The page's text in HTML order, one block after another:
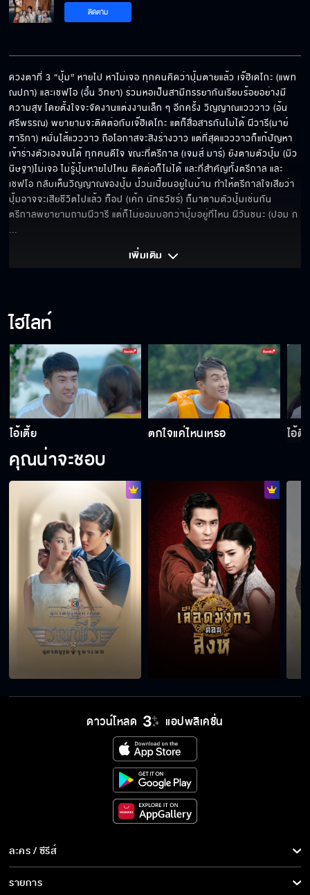
ข้าคือไอ้ก้าน
กลับบ้านไปหาแม่ ไม่ได้ไปตาย
Behind The Scenes ดวงตาที่ 3 EP.10
อีปุ้ม มึงตาย
ถ้าแกผีเข้า ฉันจะได้ช่วยทัน
Behind The Scenes ดวงตาที่ 3 EP.9
ทำไมไม่บอกว่าอยากเลิก
คนตาเล็กน่ารักดีออก
ก็ตี๋หล่อเลือกได้ไง
แกมีเครื่องดักฟังเหรอ
ไม่ต้องกลัว เรามาดี
ติดตาม
ดวงตาที่ 3 “ปุ้ม” หายไป หาไม่เจอ ทุกคนคิดว่าปุ้มตายแล้ว เจ๊ฮิเดโกะ (แพท
ณปภา) และเชฟโอ (อั๋น วิทยา) ร่วมหอเป็นสามีภรรยากันเรียบร้อยอย่างมี
ความสุข โดยตั้งใจจะจัดงานแต่งงานเล็ก ๆ อีกครั้ง วิญญาณแวววาว (อ้น
ศรีพรรณ) พยายามจะติดต่อกับเจ๊ฮิเดโกะ แต่ก็สื่อสารกันไม่ได้ ผีวารี(มาย์
ฑาริกา) หมั่นไส้แวววาว ถือโอกาสจะสิงร่างวาว แต่ที่สุดแวววาวก็แก้ปัญหา
เข้าร่างตัวเองจนได้ ทุกคนดีใจ ขณะที่ตรีกาล (เจมส์ มาร์) ยังตามตัวปุ้ม (มิว
นิษฐา)ไม่เจอ ไม่รู้ปุ้มหายไปไหน ติดต่อก็ไม่ได้ และที่สำคัญทั้งตรีกาล และ
เชฟโอ กลับเห็นวิญญาณของปุ้ม ป้วนเปี้ยนอยู่ในบ้าน ทำให้ตรีกาลใจเสียว่า
ปุ้มอาจจะเสียชีวิตไปแล้ว ท็อป (เค้ก นัทธวัชร์) ก็มาตามตัวปุ้มเช่นกัน
ตรีกาลพยายามถามผีวารี แต่ก็ไม่ยอมบอกว่าปุ้มอยู่ที่ไหน ผีวันชนะ (ปอม ภ
...
เพิ่มเติม
ไฮไลท์
ไอ้เตี้ย ตกใจแค่ไหนเหรอ ไอ้ตี๋
คุณน่าจะชอบ
ดาวน์โหลด แอปพลิเคชั่น
ละคร / ซีรีส์
ละคร/ซีรีส์
รายการ